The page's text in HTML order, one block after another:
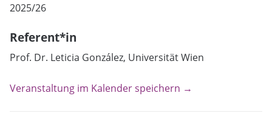
2025/26
Referent*in
Prof. Dr. Leticia González, Universität Wien
Veranstaltung im Kalender speichern →